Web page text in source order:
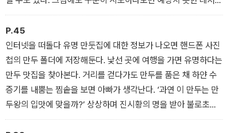
딱 내 취향의 즐거움을 만나기도 한다. 약간의 용기를 낸 덕분에
베트남에서 인생 과일 두리안을 만나고, 일흔 넘어 요가에 재능이
있다는 사실을 알게 된 엄마처럼. ‘시도’는 즐거움의 스펙트럼을
넓히는 일이자 삶의 만족도를 높이는 방법이다. _「일흔 넘은 엄마
에게 취향이란 게 생겼다」에서
P.45
인터넷을 떠돌다 유명 만둣집에 대한 정보가 나오면 핸드폰 사진
첩의 만두 폴더에 저장해둔다. 낯선 곳에 여행을 가면 유명하다는
만두 맛집을 찾아본다. 거리를 걷다가도 만두를 품은 채 하얀 수
증기를 내뿜는 찜솥을 보면 아빠가 생각난다. ‘과연 이 만두는 만
두왕의 입맛에 맞을까?’ 상상하며 진시황의 명을 받아 불로초를
찾아 나선 서복이 된 기분을 느낀다. 불로초 원정대처럼 만두왕의